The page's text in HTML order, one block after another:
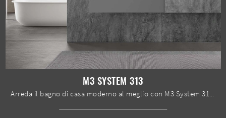
M3 SYSTEM 313
Arreda il bagno di casa moderno al meglio con M3 System 313, mobili bagno sospesi e accessori in laccato opaco di Baxar.